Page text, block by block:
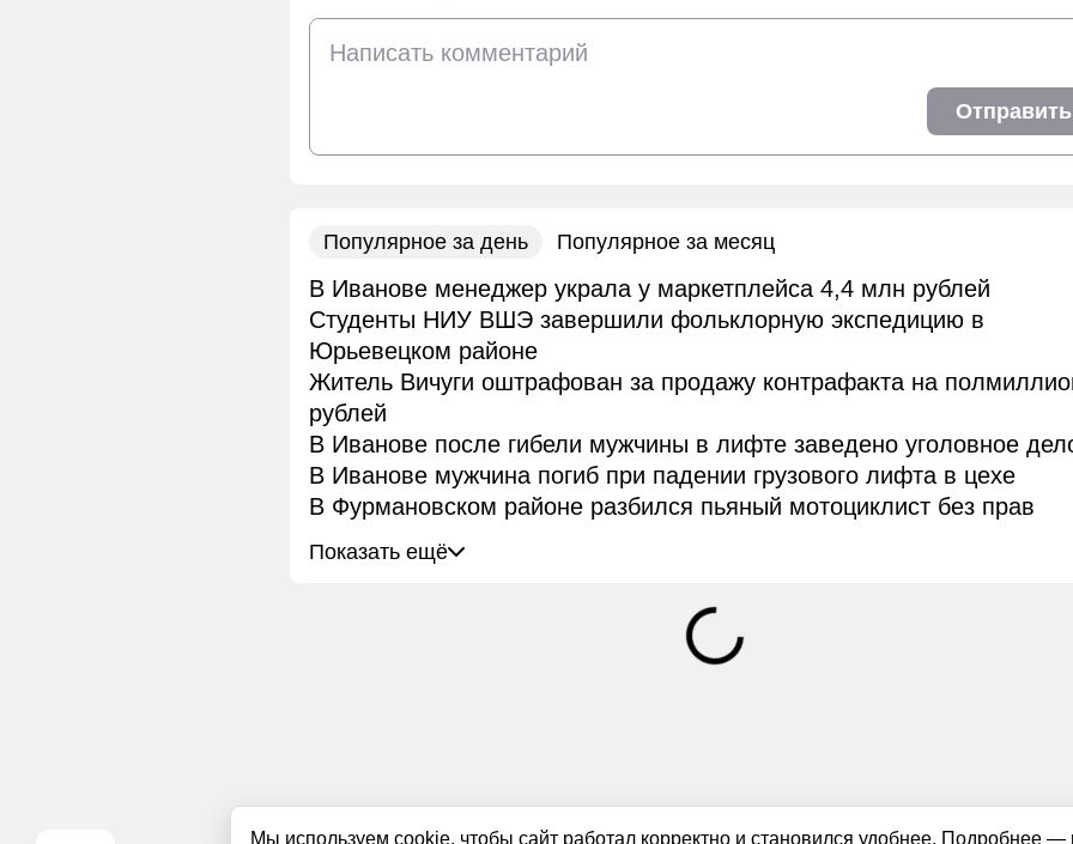
Мы используем cookie, чтобы сайт работал корректно и становился удобнее. Подробнее
Отправить
Популярное за день Популярное за месяц
В Иванове менеджер украла у маркетплейса 4,4 млн рублей
Студенты НИУ ВШЭ завершили фольклорную экспедицию в
Юрьевецком районе
Житель Вичуги оштрафован за продажу контрафакта на
рублей
В Иванове после гибели мужчины в лифте заведено уголовное
В Иванове мужчина погиб при падении грузового лифта в цехе
В Фурмановском районе разбился пьяный мотоциклист без прав
Показать ещё